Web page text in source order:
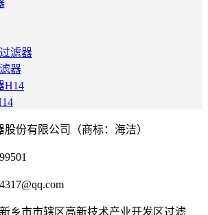
器
份有限公司（商标：海洁）
乡市市辖区高新技术产业开发区过滤